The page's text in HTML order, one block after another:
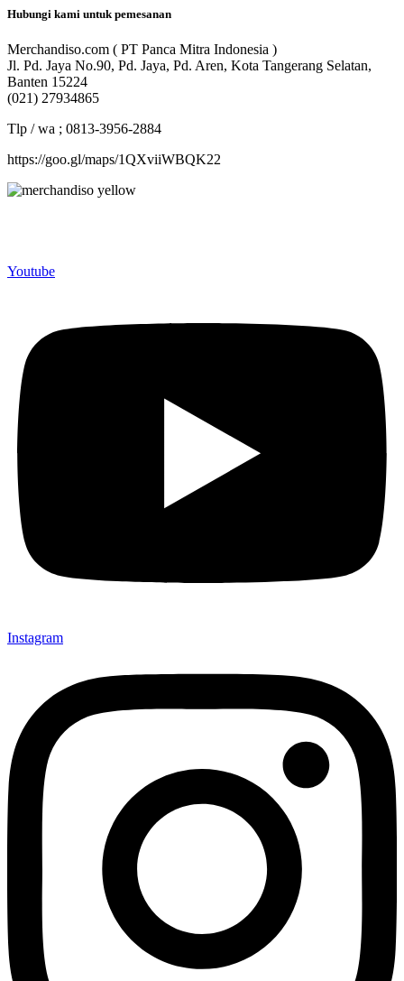
Hubungi kami untuk pemesanan
Merchandiso.com ( PT Panca Mitra Indonesia )
Jl. Pd. Jaya No.90, Pd. Jaya, Pd. Aren, Kota Tangerang Selatan,
Banten 15224
(021) 27934865
Tlp / wa ; 0813-3956-2884
https://goo.gl/maps/1QXviiWBQK22
Youtube
Instagram